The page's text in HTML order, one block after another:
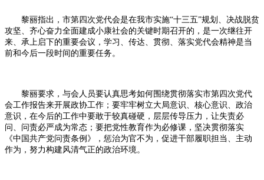
黎丽指出，市第四次党代会是在我市实施“十三五”规划、决战脱贫
攻坚、齐心奋力全面建成小康社会的关键时期召开的，是一次继往开
来、承上启下的重要会议，学习、传达、贯彻、落实党代会精神是当
前和今后一段时间的重要任务。
黎丽要求，与会人员要认真思考如何围绕贯彻落实市第四次党代
会工作报告来开展政协工作；要牢牢树立大局意识、核心意识、政治
意识，在今后的工作中要敢于较真碰硬，层层传导压力，让失责必
问、问责必严成为常态；要把党性教育作为必修课，坚决贯彻落实
《中国共产党问责条例》，惩治为官不为，促进干部履职担当、主动
作为，努力构建风清气正的政治环境。